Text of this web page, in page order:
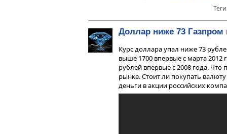
Доллар ниже 73
Курс доллара упал ниже 73
выше 1700 впервые с марта
рублей впервые с 2008 года.
рынке. Стоит ли покупать
деньги в акции российских